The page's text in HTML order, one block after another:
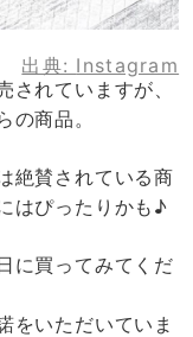
出典: Instagram
されていますが、
の商品。
絶賛されている商
はぴったりかも♪
に買ってみてくだ
をいただいていま